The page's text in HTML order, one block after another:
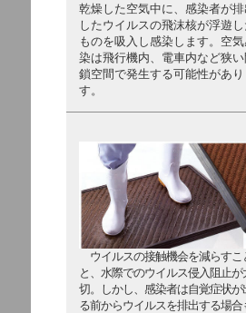
乾燥した空気中に、感染者が排
したウイルスの飛沫核が浮遊し
ものを吸入し感染します。空気
染は飛行機内、電車内など狭い
鎖空間で発生する可能性があり
す。
ウイルスの接触機会を減らすこ
と、水際でのウイルス侵入阻止が
切。しかし、感染者は自覚症状が
る前からウイルスを排出する場合